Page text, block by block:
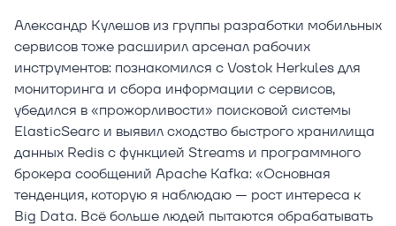
Александр Кулешов из группы разработки мобильных
сервисов тоже расширил арсенал рабочих
инструментов: познакомился с Vostok Herkules для
мониторинга и сбора информации с сервисов,
убедился в «прожорливости» поисковой системы
ElasticSearc и выявил сходство быстрого хранилища
данных Redis с функцией Streams и программного
брокера сообщений Apache Kafka: «Основная
тенденция, которую я наблюдаю — рост интереса к
Big Data. Всё больше людей пытаются обрабатывать